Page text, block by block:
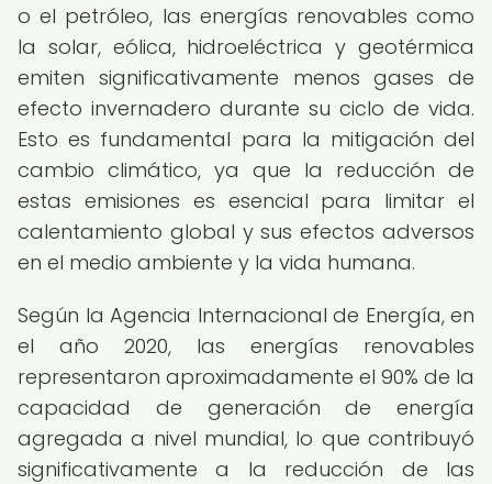
o el petróleo, las energías renovables como
la solar, eólica, hidroeléctrica y geotérmica
emiten significativamente menos gases de
efecto invernadero durante su ciclo de vida.
Esto es fundamental para la mitigación del
cambio climático, ya que la reducción de
estas emisiones es esencial para limitar el
calentamiento global y sus efectos adversos
en el medio ambiente y la vida humana.
Según la Agencia Internacional de Energía, en
el año 2020, las energías renovables
representaron aproximadamente el 90% de la
capacidad de generación de energía
agregada a nivel mundial, lo que contribuyó
significativamente a la reducción de las